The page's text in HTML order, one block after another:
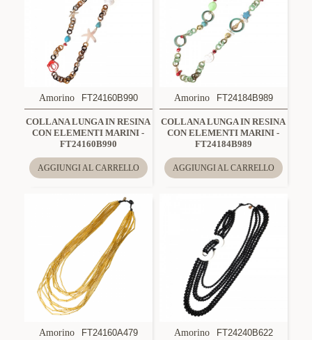
Amorino FT24160B990
COLLANA LUNGA IN RESINA
CON ELEMENTI MARINI -
FT24160B990
AGGIUNGI AL CARRELLO
Amorino FT24184B989
COLLANA LUNGA IN RESINA
CON ELEMENTI MARINI -
FT24184B989
AGGIUNGI AL CARRELLO
Amorino FT24160A479 Amorino FT24240B622